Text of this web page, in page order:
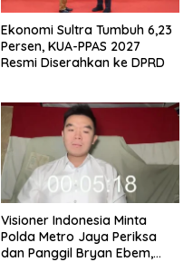
Ekonomi Sultra Tumbuh 6,23
Persen, KUA-PPAS 2027
Resmi Diserahkan ke DPRD
Visioner Indonesia Minta
Polda Metro Jaya Periksa
dan Panggil Bryan Ebem,